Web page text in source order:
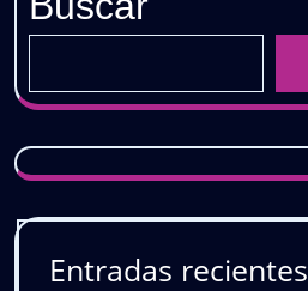
Entradas recientes